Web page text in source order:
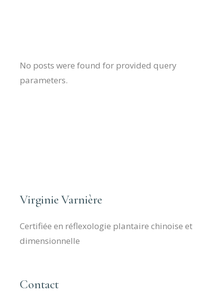
No posts were found for provided query
parameters.
Virginie Varnière
Certifiée en réflexologie plantaire chinoise et
dimensionnelle
Contact